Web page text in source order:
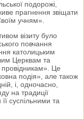
подорожі,
прагнення звіщати
учням».
візиту було
повчання
католицьким
Церквам та
Це
подія», але також
і, одночасно,
на традиції
її суспільними та